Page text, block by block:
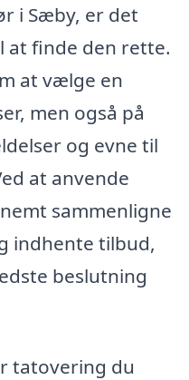
i Sæby, er det
at finde den rette.
at vælge en
men også på
og evne til
at anvende
sammenligne
indhente tilbud,
beslutning
tatovering du